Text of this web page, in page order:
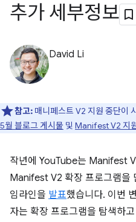
추가 세부정보
David Li
참고: 매니페스트 V2 지원 중단이
5월 블로그 게시물 및 Manifest V2 지
작년에 YouTube는 Manifest
Manifest V2 확장 프로그램을
임라인을 발표했습니다. 이번
자는 확장 프로그램을 탐색하